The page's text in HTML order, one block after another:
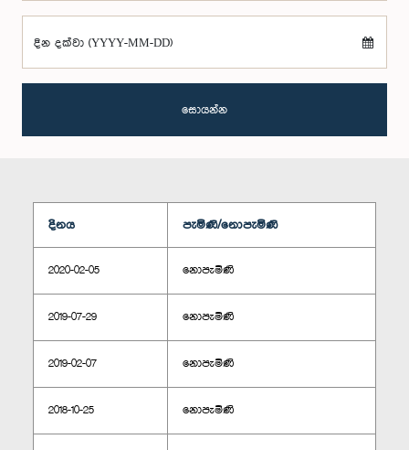
දින දක්වා (YYYY-MM-DD)
සොයන්න
දිනය පැමිණි/නොපැමිණි
2020-02-05 නොපැමිණි
2019-07-29 නොපැමිණි
2019-02-07 නොපැමිණි
2018-10-25 නොපැමිණි